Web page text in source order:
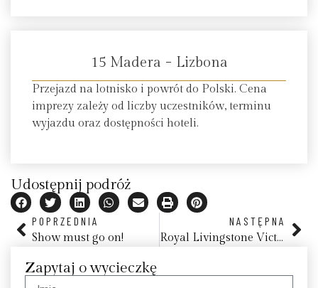
15 Madera − Lizbona
Przejazd na lotnisko i powrót do Polski. Cena
imprezy zależy od liczby uczestników, terminu
wyjazdu oraz dostępności hoteli.
Udostępnij podróż
POPRZEDNIA
Show must go on!
NASTĘPNA
Royal Livingstone Victoria Falls by Anantara
Zapytaj o wycieczkę